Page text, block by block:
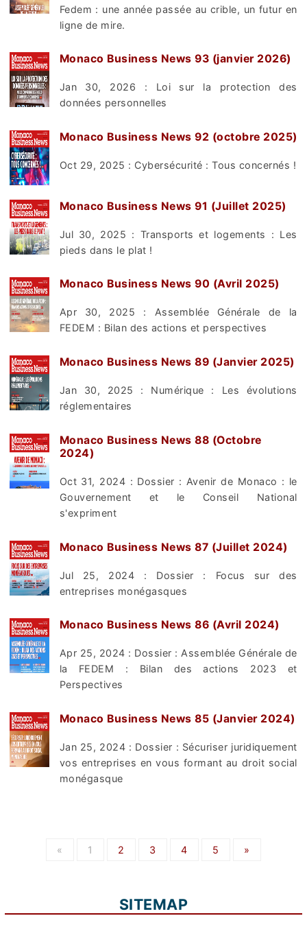
Fedem : une année passée au crible, un futur en
ligne de mire.
Monaco Business News 93 (janvier 2026)
Jan 30, 2026 : Loi sur la protection des
données personnelles
Monaco Business News 92 (octobre 2025)
Oct 29, 2025 : Cybersécurité : Tous concernés !
Monaco Business News 91 (Juillet 2025)
Jul 30, 2025 : Transports et logements : Les
pieds dans le plat !
Monaco Business News 90 (Avril 2025)
Apr 30, 2025 : Assemblée Générale de la
FEDEM : Bilan des actions et perspectives
Monaco Business News 89 (Janvier 2025)
Jan 30, 2025 : Numérique : Les évolutions
réglementaires
Monaco Business News 88 (Octobre
2024)
Oct 31, 2024 : Dossier : Avenir de Monaco : le
Gouvernement et le Conseil National
s'expriment
Monaco Business News 87 (Juillet 2024)
Jul 25, 2024 : Dossier : Focus sur des
entreprises monégasques
Monaco Business News 86 (Avril 2024)
Apr 25, 2024 : Dossier : Assemblée Générale de
la FEDEM : Bilan des actions 2023 et
Perspectives
Monaco Business News 85 (Janvier 2024)
Jan 25, 2024 : Dossier : Sécuriser juridiquement
vos entreprises en vous formant au droit social
monégasque
« 1 2 3 4 5 »
SITEMAP